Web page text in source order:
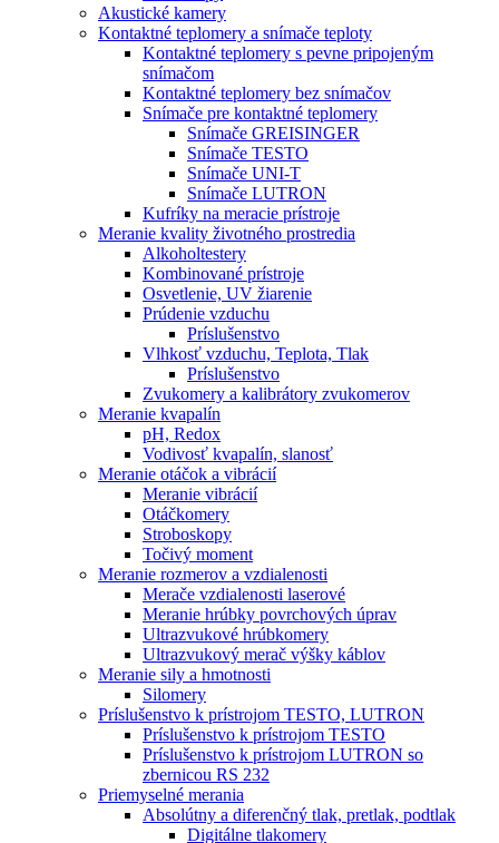
Akustické kamery
Kontaktné teplomery a snímače teploty
Kontaktné teplomery s pevne pripojeným
snímačom
Kontaktné teplomery bez snímačov
Snímače pre kontaktné teplomery
Snímače GREISINGER
Snímače TESTO
Snímače UNI-T
Snímače LUTRON
Kufríky na meracie prístroje
Meranie kvality životného prostredia
Alkoholtestery
Kombinované prístroje
Osvetlenie, UV žiarenie
Prúdenie vzduchu
Príslušenstvo
Vlhkosť vzduchu, Teplota, Tlak
Príslušenstvo
Zvukomery a kalibrátory zvukomerov
Meranie kvapalín
pH, Redox
Vodivosť kvapalín, slanosť
Meranie otáčok a vibrácií
Meranie vibrácií
Otáčkomery
Stroboskopy
Točivý moment
Meranie rozmerov a vzdialenosti
Merače vzdialenosti laserové
Meranie hrúbky povrchových úprav
Ultrazvukové hrúbkomery
Ultrazvukový merač výšky káblov
Meranie sily a hmotnosti
Silomery
Príslušenstvo k prístrojom TESTO, LUTRON
Príslušenstvo k prístrojom TESTO
Príslušenstvo k prístrojom LUTRON so
zbernicou RS 232
Priemyselné merania
Absolútny a diferenčný tlak, pretlak, podtlak
Digitálne tlakomery